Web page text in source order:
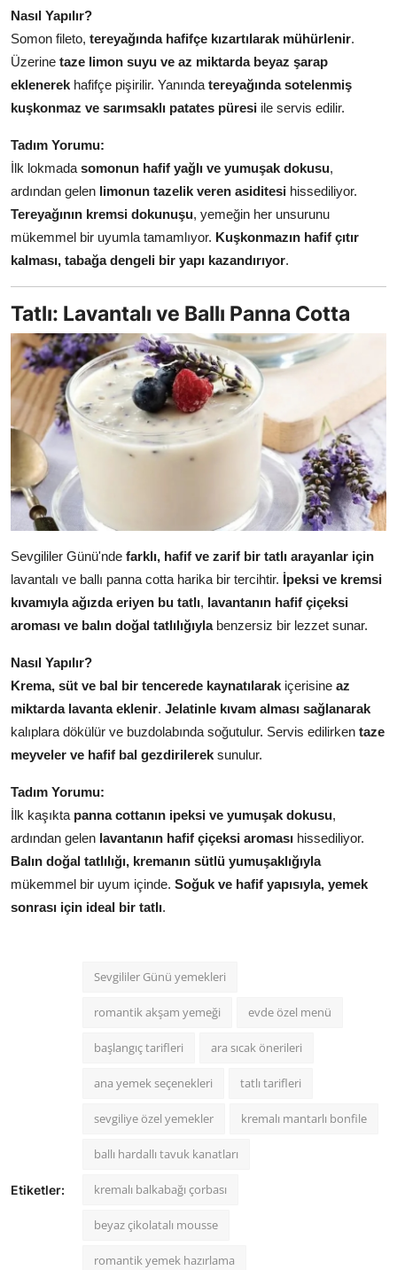
Nasıl Yapılır?
Somon fileto, tereyağında hafifçe kızartılarak mühürlenir.
Üzerine taze limon suyu ve az miktarda beyaz şarap
eklenerek hafifçe pişirilir. Yanında tereyağında sotelenmiş
kuşkonmaz ve sarımsaklı patates püresi ile servis edilir.
Tadım Yorumu:
İlk lokmada somonun hafif yağlı ve yumuşak dokusu,
ardından gelen limonun tazelik veren asiditesi hissediliyor.
Tereyağının kremsi dokunuşu, yemeğin her unsurunu
mükemmel bir uyumla tamamlıyor. Kuşkonmazın hafif çıtır
kalması, tabağa dengeli bir yapı kazandırıyor.
Tatlı: Lavantalı ve Ballı Panna Cotta
Sevgililer Günü'nde farklı, hafif ve zarif bir tatlı arayanlar için
lavantalı ve ballı panna cotta harika bir tercihtir. İpeksi ve kremsi
kıvamıyla ağızda eriyen bu tatlı, lavantanın hafif çiçeksi
aroması ve balın doğal tatlılığıylabenzersiz bir lezzet sunar.
Nasıl Yapılır?
Krema, süt ve bal bir tencerede kaynatılarak içerisine az
miktarda lavanta eklenir. Jelatinle kıvam alması sağlanarak
kalıplara dökülür ve buzdolabında soğutulur. Servis edilirken taze
meyveler ve hafif bal gezdirilerek sunulur.
Tadım Yorumu:
İlk kaşıkta panna cottanın ipeksi ve yumuşak dokusu,
ardından gelen lavantanın hafif çiçeksi aroması hissediliyor.
Balın doğal tatlılığı, kremanın sütlü yumuşaklığıyla
mükemmel bir uyum içinde. Soğuk ve hafif yapısıyla, yemek
sonrası için ideal bir tatlı.
Etiketler:
Sevgililer Günü yemekleri
romantik akşam yemeği evde özel menü
başlangıç tarifleri ara sıcak önerileri
ana yemek seçenekleri tatlı tarifleri
sevgiliye özel yemekler kremalı mantarlı bonfile
ballı hardallı tavuk kanatları
kremalı balkabağı çorbası
beyaz çikolatalı mousse
romantik yemek hazırlama